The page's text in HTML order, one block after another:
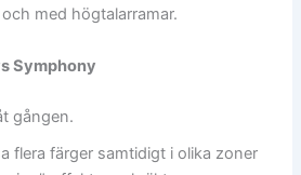
med högtalarramar.
Symphony
gången.
flera färger samtidigt i olika zoner